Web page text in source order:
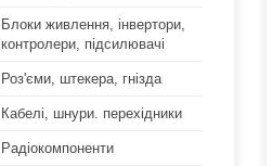
Блоки живлення, інвертори,
контролери, підсилювачі
Роз'єми, штекера, гнізда
Кабелі, шнури. перехідники
Радіокомпоненти